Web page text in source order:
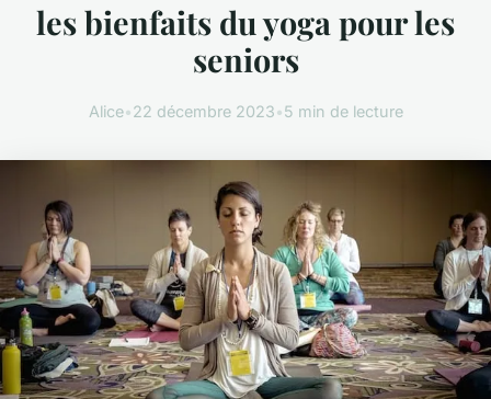
les bienfaits du yoga pour les
seniors
Alice•22 décembre 2023•5 min de lecture